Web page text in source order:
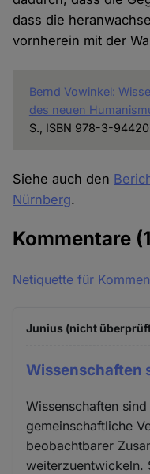
dass die
vornherein mit der
Bernd Vowinkel:
des neuen
S., ISBN 978-3-
Siehe auch den
Nürnberg.
Kommentare
Netiquette für
Junius (nicht
Wissenschaften
Wissenschaften
gemeinschaftliche
beobachtbarer
weiterzuentwickeln.